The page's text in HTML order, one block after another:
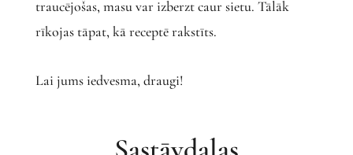
traucējošas, masu var izberzt caur sietu. Tālāk
rīkojas tāpat, kā receptē rakstīts.
Lai jums iedvesma, draugi!